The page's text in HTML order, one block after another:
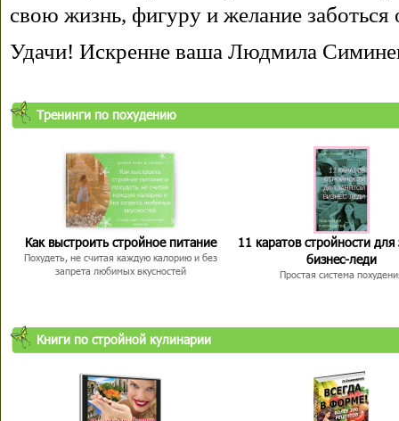
свою жизнь, фигуру и желание заботься
Удачи! Искренне ваша Людмила
Тренинги по похудению
Как выстроить стройное питание
Похудеть, не считая каждую калорию и без
запрета любимых вкусностей
11 каратов стройности для
бизнес-леди
Простая система
Книги по стройной кулинарии